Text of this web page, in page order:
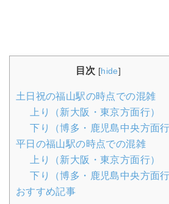
目次 [hide]
土日祝の福山駅の時点での混雑
上り（新大阪・東京方面行）
下り（博多・鹿児島中央方面行
平日の福山駅の時点での混雑
上り（新大阪・東京方面行）
下り（博多・鹿児島中央方面行
おすすめ記事